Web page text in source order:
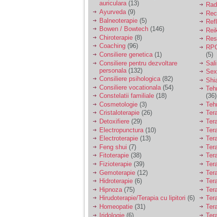
Am 14 ani si o mare
problema. Acum 8 luni
am inceput o relatie
cu un baiat in varsta
de 20 de ani, m-a
cucerit cu vorbe dulci,
cadouri, promisiuni de
casatorie, asa ca m-
am culcat cu el si in
scurt timp am ramas
insarcinata. El cand a
aflat a plecat in afara,
la munca, si a rupt
orice legatura cu
mine. Mama m-a batut
si m-a jignit in ultimul
hal, ba chiar m-a fortat
sa stau sa imi
introduca coada de
mop in vagin.
Am 20 ani si am avut
o viata foarte grea. O
familie care nu m-a
crescut cum trebuie,
tata alcoolic, mai
auriculara(13)
Ayurveda (9)
Balneoterapie (5)
Bowen / Bowtech (146)
Chiroterapie (8)
Coaching (96)
Consiliere genetica (1)
Consiliere pentru dezvoltare
personala (132)
Consiliere psihologica(82)
Consiliere vocationala (54)
Constelatii familiale (18)
Cosmetologie (3)
Cristaloterapie (26)
Detoxifiere (29)
Electropunctura (10)
Electroterapie (13)
Feng shui (7)
Fitoterapie (38)
Fizioterapie (39)
Gemoterapie (12)
Hidroterapie (6)
Hipnoza (75)
Hirudoterapie/Terapia cu lipitori (6)
Homeopatie (31)
Iridologie (6)
(5)
(36)